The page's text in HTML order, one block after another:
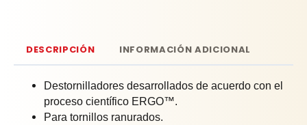
DESCRIPCIÓN INFORMACIÓN ADICIONAL
Destornilladores desarrollados de acuerdo con el
proceso científico ERGO™.
Para tornillos ranurados.